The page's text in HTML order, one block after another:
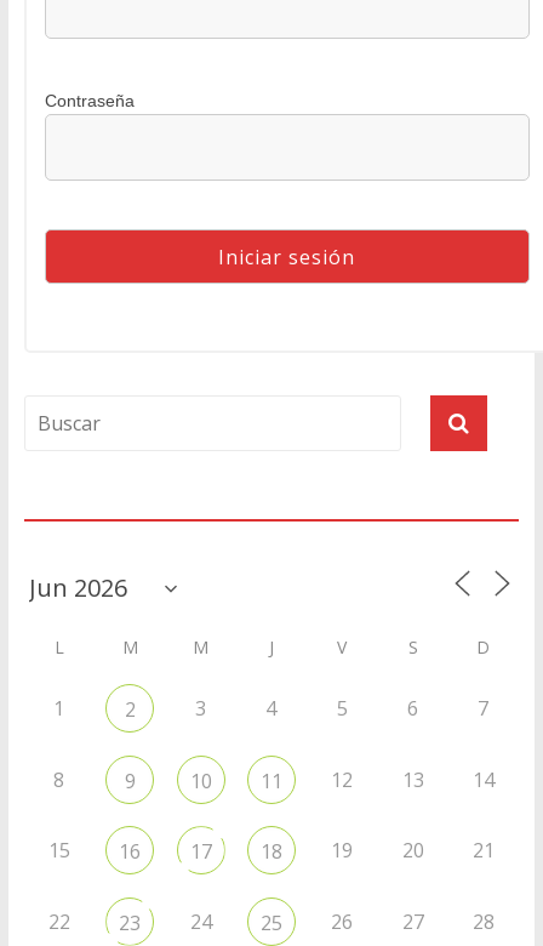
Contraseña
L M M J V S D
1 2 3 4 5 6 7
8 9 10 11 12 13 14
15 16 17 18 19 20 21
22 23 24 25 26 27 28